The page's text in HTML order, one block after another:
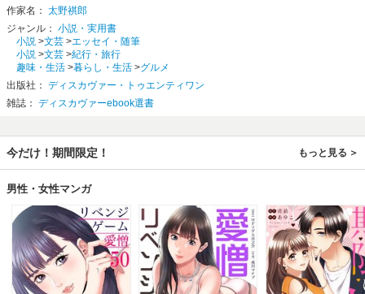
作家名： 太野祺郎
ジャンル： 小説・実用書
小説 >文芸 >エッセイ・随筆
小説 >文芸 >紀行・旅行
趣味・生活 >暮らし・生活 >グルメ
出版社： ディスカヴァー・トゥエンティワン
雑誌： ディスカヴァーebook選書
今だけ！期間限定！ もっと見る
男性・女性マンガ